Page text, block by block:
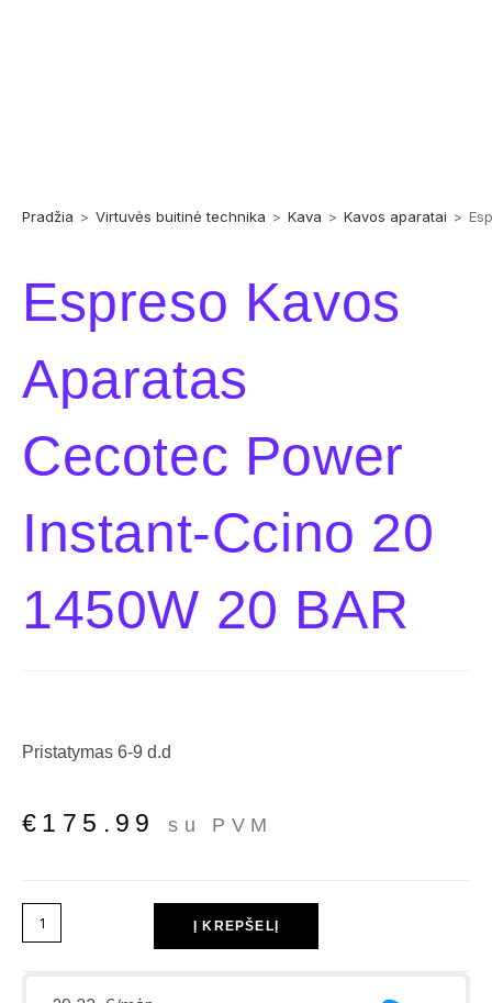
Pradžia > Virtuvės buitinė technika > Kava > Kavos aparatai >
Espreso Kavos
Aparatas
Cecotec Power
Instant-Ccino 20
1450W 20 BAR
Pristatymas 6-9 d.d
€ 175.99 su PVM
Į KREPŠELĮ